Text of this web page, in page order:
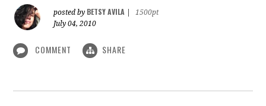
posted by BETSY AVILA
1500pt
July 04, 2010
COMMENT SHARE